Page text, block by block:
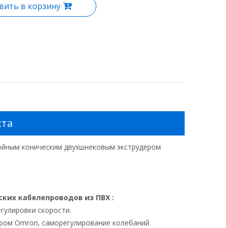
в корзину
коническим двухшнековым экструдером
кабелепроводов из ПВХ :
скорости.
Omron, саморегулирование колебаний